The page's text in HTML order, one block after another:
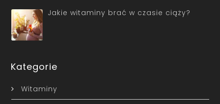
Jakie witaminy brać w czasie ciąży?
Kategorie
Witaminy